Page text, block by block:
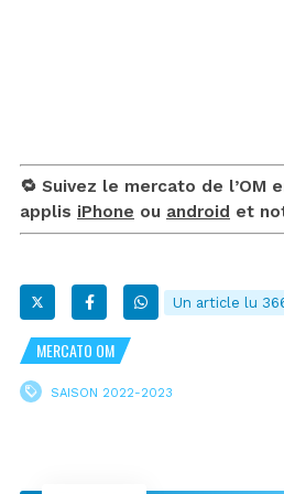
🔁 Suivez le mercato de l’OM
applis iPhone ou android et
Un article lu
MERCATO OM
SAISON 2022-2023